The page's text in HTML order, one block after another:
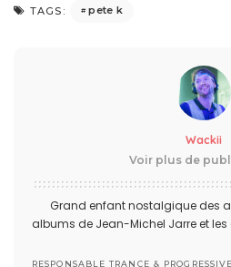
TAGS: pete k
Wackii
Voir plus de
Grand enfant nostalgique des
albums de Jean-Michel Jarre et
RESPONSABLE TRANCE & PROGRESSIVE